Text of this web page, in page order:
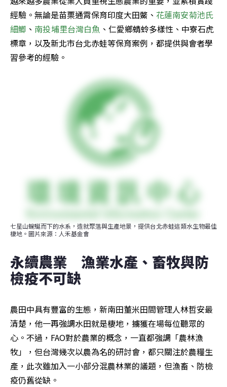
經驗。無論是苗栗通霄保育印度大田鱉、 花蓮南安菊池氏
細鯽 、 南投埔里台灣白魚 、仁愛鄉蜻蛉多樣性、中寮石虎
標章，以及新北市台北赤蛙等保育案例，都提供與會者學
習參考的經驗。
七星山蜿蜒而下的水系，造就聚落與生產地景，提供台北赤蛙這類水生物最佳
棲地。圖片來源：人禾基金會
永續農業　漁業水產、畜牧與防
檢疫不可缺
農田中具有豐富的生態，新南田董米田間管理人林哲安最
清楚，他一再強調水田就是棲地，擄獲在場每位聽眾的
心。不過，FAO對於農業的概念，一直都強調「農林漁
牧」，但台灣幾次以農為名的研討會，都只關注於農糧生
產，此次雖加入一小部分混農林業的議題，但漁畜、防檢
疫仍舊從缺。